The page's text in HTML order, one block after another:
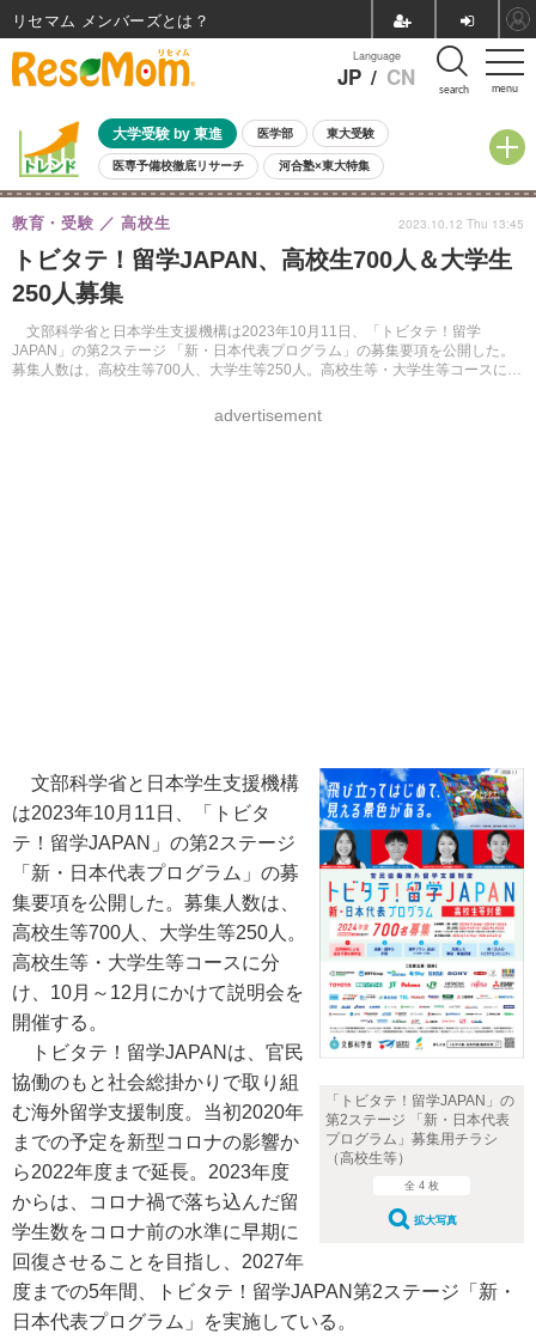
menu
Language
JP / CN search
大学受験 by 東進 医学部 東大受験
医専予備校徹底リサーチ 河合塾×東大特集
親子で考える大学選び 高校受験 中学受験 小学校受験
共通テスト 夏休み
8月開催イベント・WS 全国公立高校 過去問 人気記事
自由研究教材（小学生向け）
トビタテ！留学JAPAN、高校生700人＆大学生
250人募集
文部科学省と日本学生支援機構は2023年10月11日、「トビタテ！留学
JAPAN」の第2ステージ 「新・日本代表プログラム」の募集要項を公開した。
募集人数は、高校生等700人、大学生等250人。高校生等・大学生等コースに分
教育・受験 高校生
advertisement
2023.10.12 Thu 13:45
「トビタテ！留学JAPAN」の
第2ステージ 「新・日本代表
プログラム」募集用チラシ
（高校生等）
全 4 枚
拡大写真
文部科学省と日本学生支援機構
は2023年10月11日、「トビタ
テ！留学JAPAN」の第2ステージ
「新・日本代表プログラム」の募
集要項を公開した。募集人数は、
高校生等700人、大学生等250人。
高校生等・大学生等コースに分
け、10月～12月にかけて説明会を
開催する。
トビタテ！留学JAPANは、官民
協働のもと社会総掛かりで取り組
む海外留学支援制度。当初2020年
までの予定を新型コロナの影響か
ら2022年度まで延長。2023年度
からは、コロナ禍で落ち込んだ留
学生数をコロナ前の水準に早期に
回復させることを目指し、2027年
度までの5年間、トビタテ！留学JAPAN第2ステージ「新・
日本代表プログラム」を実施している。
リセマム メンバーズ